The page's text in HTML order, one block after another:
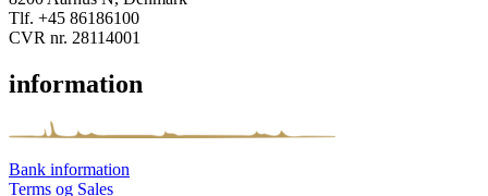
Tlf. +45 86186100
CVR nr. 28114001
information
Bank information
Terms og Sales